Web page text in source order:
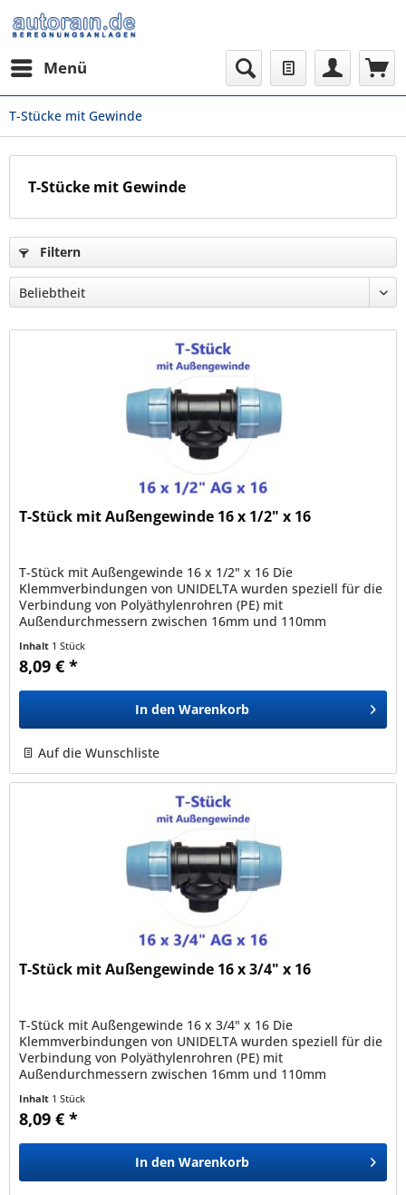
Menü
T-Stücke mit Gewinde
T-Stücke mit Gewinde
Filtern
T-Stück mit Außengewinde 16 x 1/2" x 16
T-Stück mit Außengewinde 16 x 1/2" x 16 Die
Klemmverbindungen von UNIDELTA wurden speziell für die
Verbindung von Polyäthylenrohren (PE) mit
Außendurchmessern zwischen 16mm und 110mm
Inhalt 1 Stück
8,09 € *
In den Warenkorb
Auf die Wunschliste
T-Stück mit Außengewinde 16 x 3/4" x 16
T-Stück mit Außengewinde 16 x 3/4" x 16 Die
Klemmverbindungen von UNIDELTA wurden speziell für die
Verbindung von Polyäthylenrohren (PE) mit
Außendurchmessern zwischen 16mm und 110mm
Inhalt 1 Stück
8,09 € *
In den Warenkorb